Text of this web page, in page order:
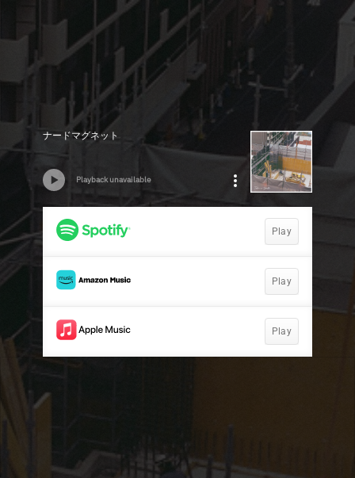
ナードマグネット
Playback unavailable
Play
Play
Play